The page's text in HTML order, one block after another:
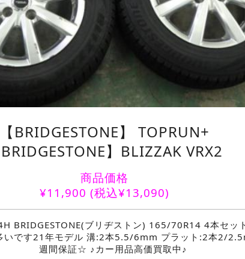
【BRIDGESTONE】 TOPRUN+
BRIDGESTONE】BLIZZAK VRX2
商品価格
¥11,900 (税込¥13,090)
BRIDGESTONE(ブリヂストン) 165/70R14 4本セッ
いです21年モデル 溝:2本5.5/6mm プラット:2本2/
週間保証☆ ♪カー用品高価買取中♪